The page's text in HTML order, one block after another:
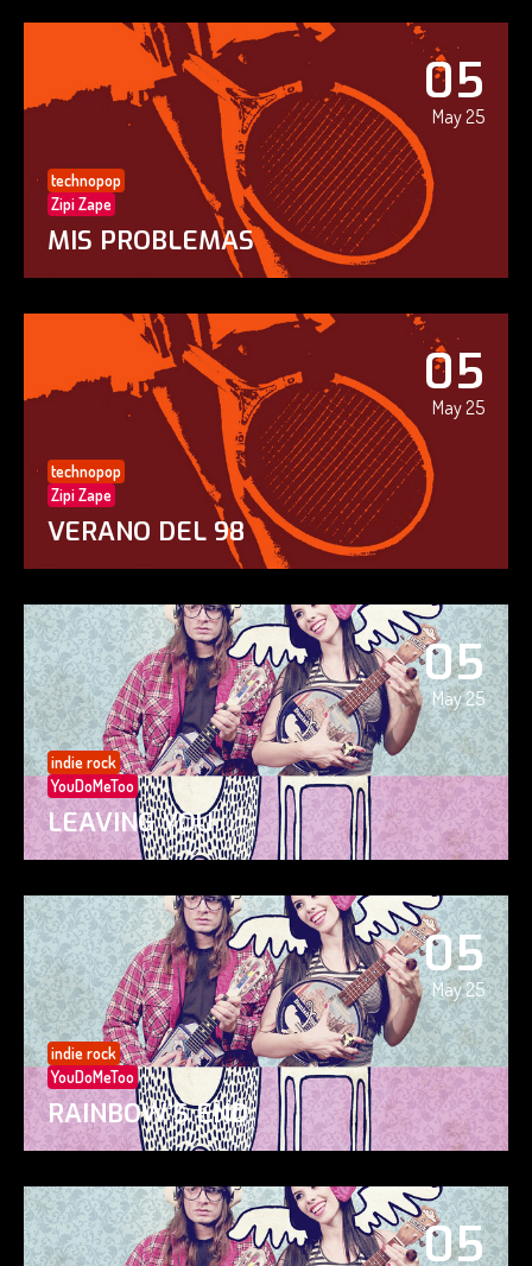
05
May 25
technopop
Zipi Zape
MIS PROBLEMAS
05
May 25
technopop
Zipi Zape
VERANO DEL 98
05
May 25
indie rock
YouDoMeToo
LEAVING YOU
05
May 25
indie rock
YouDoMeToo
RAINBOW’S END
05